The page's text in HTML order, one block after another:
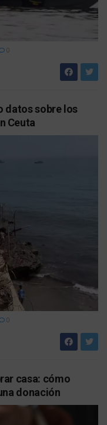
0
datos sobre los
Ceuta
0
casa: cómo
donación